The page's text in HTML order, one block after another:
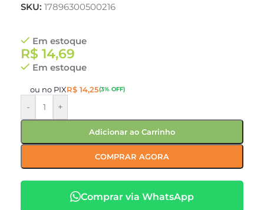
SKU: 17896300500216
Em estoque
R$ 14,69
Em estoque
ou no PIXR$ 14,25(3% OFF)
- +
Adicionar ao Carrinho
COMPRAR AGORA
Comprar via WhatsApp